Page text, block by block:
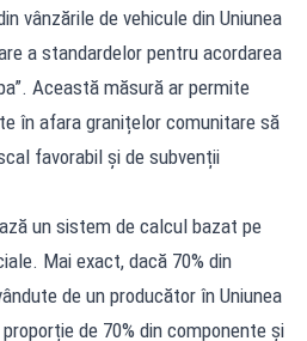
vânzările de vehicule din Uniunea
a standardelor pentru acordarea
Această măsură ar permite
în afara granițelor comunitare să
favorabil și de subvenții
un sistem de calcul bazat pe
Mai exact, dacă 70% din
de un producător în Uniunea
de 70% din componente și